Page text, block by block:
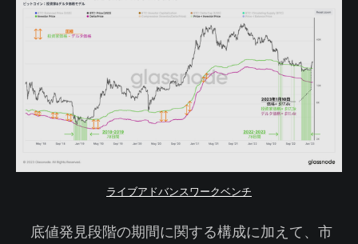
ライブアドバンスワークベンチ
底値発見段階の期間に関する構成に加えて、市